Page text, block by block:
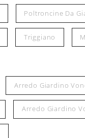
Poltroncine Da
Triggiano
Arredo Giardino
Arredo Giardino